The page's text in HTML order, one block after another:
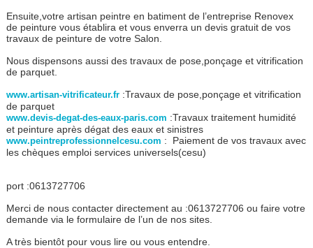
Ensuite,votre artisan peintre en batiment de l’entreprise Renovex
de peinture vous établira et vous enverra un devis gratuit de vos
travaux de peinture de votre Salon.
Nous dispensons aussi des travaux de pose,ponçage et vitrification
de parquet.
www.artisan-vitrificateur.fr:Travaux de pose,ponçage et vitrification
de parquet
www.devis-degat-des-eaux-paris.com :Travaux traitement humidité
et peinture après dégat des eaux et sinistres
www.peintreprofessionnelcesu.com : Paiement de vos travaux avec
les chèques emploi services universels(cesu)
port :0613727706
Merci de nous contacter directement au :0613727706 ou faire votre
demande via le formulaire de l’un de nos sites.
A très bientôt pour vous lire ou vous entendre.